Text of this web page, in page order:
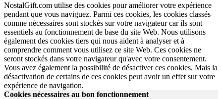
NostalGift.com utilise des cookies pour améliorer votre expérience
pendant que vous naviguez. Parmi ces cookies, les cookies classés
comme nécessaires sont stockés sur votre navigateur car ils sont
essentiels au fonctionnement de base du site Web. Nous utilisons
également des cookies tiers qui nous aident à analyser et à
comprendre comment vous utilisez ce site Web. Ces cookies ne
seront stockés dans votre navigateur qu'avec votre consentement.
Vous avez également la possibilité de désactiver ces cookies. Mais la
désactivation de certains de ces cookies peut avoir un effet sur votre
expérience de navigation.
Cookies nécessaires au bon fonctionnement